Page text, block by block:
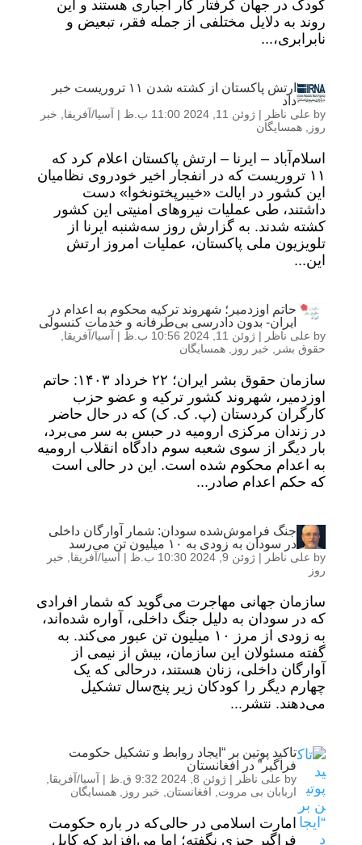
کودک در جهان گرفتار کار اجباری هستند و این
روند به دلایل مختلفی از جمله فقر، تبعیض و
نابرابری،...
ارتش پاکستان از کشته شدن ۱۱ تروریست خبر
داد
by علی ناظر | ژوئن 11, 2024 11:00 ب.ظ | آسیا/آفریقا
خبر
روز
همسایگان
اسلام‌آباد – ایرنا – ارتش پاکستان اعلام کرد که
۱۱ تروریست که در انفجار اخیر خودروی نظامیان
این کشور در ایالت «خیبرپختونخوا» دست
داشتند، طی عملیات نیروهای امنیتی این کشور
کشته شدند. به گزارش روز سه‌شنبه ایرنا از
تلویزیون ملی پاکستان، عملیات امروز ارتش
این...
حاتم اوزدمیر؛ شهروند ترکیه محکوم به اعدام در
ایران- بدون دادرسی بی‌طرفانه و خدمات کنسولی
by علی ناظر | ژوئن 11, 2024 10:56 ب.ظ | آسیا/آفریقا
حقوق بشر
خبر روز همسایگان
سازمان حقوق بشر ایران؛ ۲۲ خرداد ۱۴۰۳: حاتم
اوزدمیر، شهروند کشور ترکیه و عضو حزب
کارگران کردستان (پ. ک. ک) که در حال حاضر
در زندان مرکزی ارومیه در حبس به سر می‌برد،
بار دیگر از سوی شعبه سوم دادگاه انقلاب ارومیه
به اعدام محکوم شده است. این در حالی است
که حکم اعدام صادر...
جنگ فراموش‌شده سودان: شمار آوارگان داخلی
در سودان به زودی به ۱۰ میلیون تن می‌رسد
by علی ناظر | ژوئن 9, 2024 10:30 ب.ظ | آسیا/آفریقا
خبر
روز
سازمان جهانی مهاجرت می‌گوید که شمار افرادی
که در سودان به دلیل جنگ داخلی، آواره شده‌اند،
به زودی از مرز ۱۰ میلیون تن عبور می‌کند. به
گفته مسئولان این سازمان، بیش از نیمی از
آوارگان داخلی، زنان هستند، درحالی که یک
چهارم دیگر را کودکان زیر پنج‌سال تشکیل
می‌دهند. نتشر...
تاکید پوتین بر “ایجاد روابط و تشکیل حکومت
فراگیر” در افغانستان
by علی ناظر | ژوئن 8, 2024 9:32 ق.ظ | آسیا/آفریقا
اربابان بی مروت
افغانستان خبر روز همسایگان
امارت اسلامی در حالی‌که در باره حکومت
فراگیر چیزی نگفته؛ اما می‌افزاید که کابل